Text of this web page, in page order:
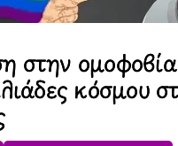
στην
κόσμου